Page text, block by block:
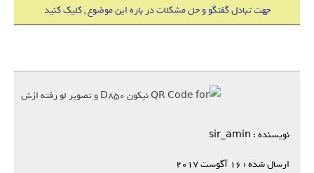
جهت تبادل گفتگو و حل مشکلات در باره این موضوع , کلیک کنید
نویسنده : sir_amin
ارسال شده : 16 آگوست 2017